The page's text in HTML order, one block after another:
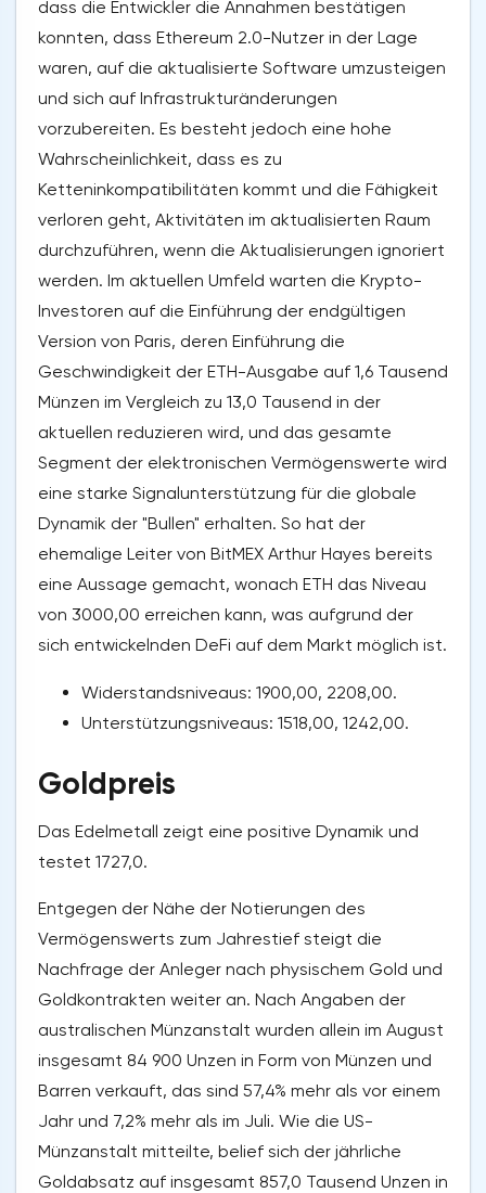
dass die Entwickler die Annahmen bestätigen
konnten, dass Ethereum 2.0-Nutzer in der Lage
waren, auf die aktualisierte Software umzusteigen
und sich auf Infrastrukturänderungen
vorzubereiten. Es besteht jedoch eine hohe
Wahrscheinlichkeit, dass es zu
Ketteninkompatibilitäten kommt und die Fähigkeit
verloren geht, Aktivitäten im aktualisierten Raum
durchzuführen, wenn die Aktualisierungen ignoriert
werden. Im aktuellen Umfeld warten die Krypto-
Investoren auf die Einführung der endgültigen
Version von Paris, deren Einführung die
Geschwindigkeit der ETH-Ausgabe auf 1,6 Tausend
Münzen im Vergleich zu 13,0 Tausend in der
aktuellen reduzieren wird, und das gesamte
Segment der elektronischen Vermögenswerte wird
eine starke Signalunterstützung für die globale
Dynamik der "Bullen" erhalten. So hat der
ehemalige Leiter von BitMEX Arthur Hayes bereits
eine Aussage gemacht, wonach ETH das Niveau
von 3000,00 erreichen kann, was aufgrund der
sich entwickelnden DeFi auf dem Markt möglich ist.
Widerstandsniveaus: 1900,00, 2208,00.
Unterstützungsniveaus: 1518,00, 1242,00.
Goldpreis
Das Edelmetall zeigt eine positive Dynamik und
testet 1727,0.
Entgegen der Nähe der Notierungen des
Vermögenswerts zum Jahrestief steigt die
Nachfrage der Anleger nach physischem Gold und
Goldkontrakten weiter an. Nach Angaben der
australischen Münzanstalt wurden allein im August
insgesamt 84 900 Unzen in Form von Münzen und
Barren verkauft, das sind 57,4% mehr als vor einem
Jahr und 7,2% mehr als im Juli. Wie die US-
Münzanstalt mitteilte, belief sich der jährliche
Goldabsatz auf insgesamt 857,0 Tausend Unzen in